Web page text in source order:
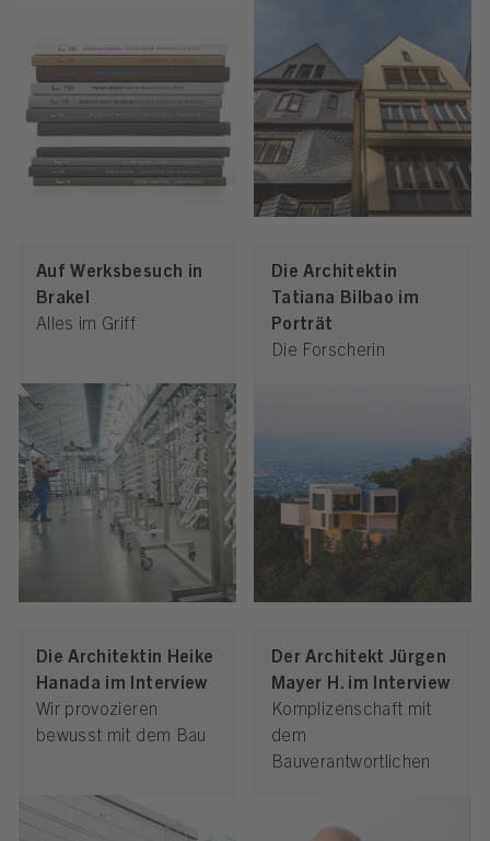
Auf Werksbesuch in
Brakel
Alles im Griff
Die Architektin
Tatiana Bilbao im
Porträt
Die Forscherin
Die Architektin Heike
Hanada im Interview
Wir provozieren
bewusst mit dem Bau
Der Architekt Jürgen
Mayer H. im Interview
Komplizenschaft mit
dem
Bauverantwortlichen